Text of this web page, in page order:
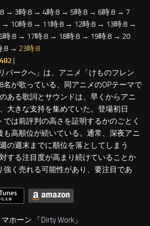
→ 3時:8 → 4時:8 → 5時:8 → 6時:8 → 7
10時:8 → 11時:8 → 12時:8 → 13時:8 →
時:8 → 17時:8 → 18時:8 → 19時:8 → 20
:8 → 23時:8
|
パークへ」は、アニメ「けものフレン
名が歌っている、同アニメのOPテーマで
ある歌詞とサウンドは、早くからアニ
大きな支持を集めていた。登場初日
は前評判の高さを証明するかのごとく
も高順位が続いている。通常、深夜アニ
の週末までに順位を落としてしまう
する注目度が高まり続けていることか
強く売れる可能性があり、要注目であ
ホーン 「Dirty Work 」